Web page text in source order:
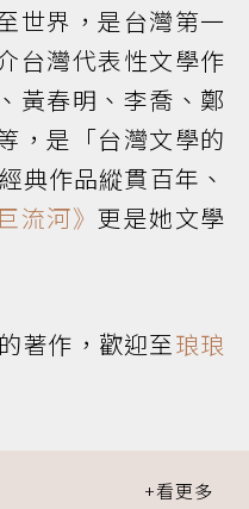
世界，是台灣第一
台灣代表性文學作
黃春明、李喬、鄭
，是「台灣文學的
典作品縱貫百年、
流河》 更是她文學
著作，歡迎至琅琅